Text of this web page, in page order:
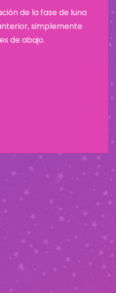
de la fase de luna
simplemente
de abajo.